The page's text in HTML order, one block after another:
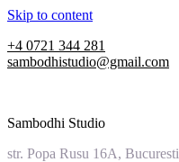
Skip to content
+4 0721 344 281
sambodhistudio@gmail.com
Sambodhi Studio
str. Popa Rusu 16A, Bucuresti